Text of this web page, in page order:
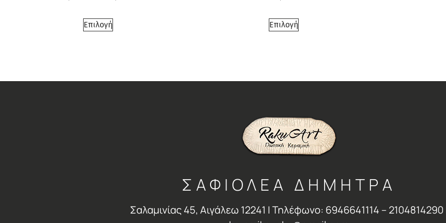
Επιλογή Επιλογή
ΣΑΦΙΟΛΕΑ ΔΗΜΗΤΡΑ
Σαλαμινίας 45, Αιγάλεω 12241 Ι Τηλέφωνο: 6946641114 – 2104814290